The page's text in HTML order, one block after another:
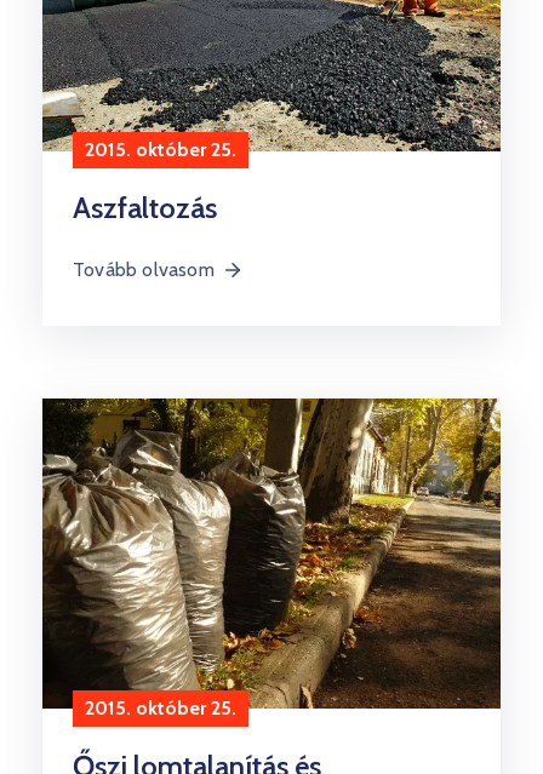
2015. október 25.
Aszfaltozás
Tovább olvasom
2015. október 25.
Őszi lomtalanítás és